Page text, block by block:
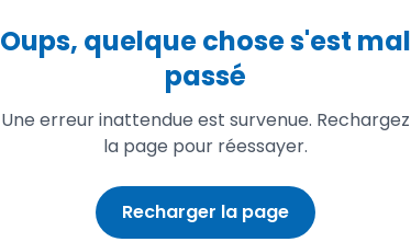
Oups, quelque chose s'est mal
passé
Une erreur inattendue est survenue. Rechargez
la page pour réessayer.
Recharger la page